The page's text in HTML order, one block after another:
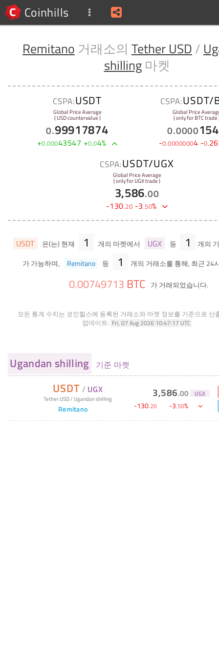
Coinhills
Remitano 거래소의 Tether USD /
shilling마켓
CSPA:USDT
Global Price Average
( USD countervalue )
0.99917874
+0.00043547 +0.04%
CSPA:USDT/
Global Price
( only for BTC trade
0.0000
-0.00000004 -0.26
CSPA:USDT/UGX
Global Price Average
( only for UGX trade )
3,586.00
-130.20 -3.50%
USDT 은(는) 현재 1 개의 마켓에서 UGX 등 1
개의
가 가능하며,
Remitano 등 1 개의 거래소를 통해, 최근 24
0.00749713 BTC 가 거래되었습니다.
모든 통계 수치는 코인힐스에 등록된 거래소와 마켓 정보를 기준으로 산
업데이트: Fri, 07 Aug 2026 10:47:17 UTC
Ugandan shilling 기준 마켓
USDT / UGX
Tether USD/ Ugandan shilling
Remitano
3,586.00 UGX
-130.20 -3.50%